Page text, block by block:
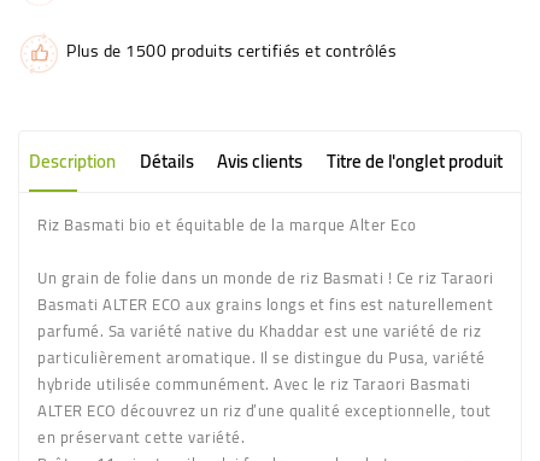
Plus de 1500 produits certifiés et contrôlés
Description Détails Avis clients Titre de l'onglet produit
Riz Basmati bio et équitable de la marque Alter Eco
Un grain de folie dans un monde de riz Basmati ! Ce riz Taraori
Basmati ALTER ECO aux grains longs et fins est naturellement
parfumé. Sa variété native du Khaddar est une variété de riz
particulièrement aromatique. Il se distingue du Pusa, variété
hybride utilisée communément. Avec le riz Taraori Basmati
ALTER ECO découvrez un riz d’une qualité exceptionnelle, tout
en préservant cette variété.